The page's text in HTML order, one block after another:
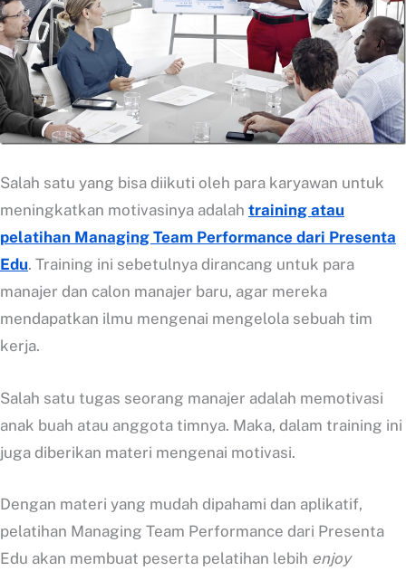
Salah satu yang bisa diikuti oleh para karyawan untuk
meningkatkan motivasinya adalah training atau
pelatihan Managing Team Performance dari Presenta
Edu. Training ini sebetulnya dirancang untuk para
manajer dan calon manajer baru, agar mereka
mendapatkan ilmu mengenai mengelola sebuah tim
kerja.
Salah satu tugas seorang manajer adalah memotivasi
anak buah atau anggota timnya. Maka, dalam training ini
juga diberikan materi mengenai motivasi.
Dengan materi yang mudah dipahami dan aplikatif,
pelatihan Managing Team Performance dari Presenta
Edu akan membuat peserta pelatihan lebih enjoy